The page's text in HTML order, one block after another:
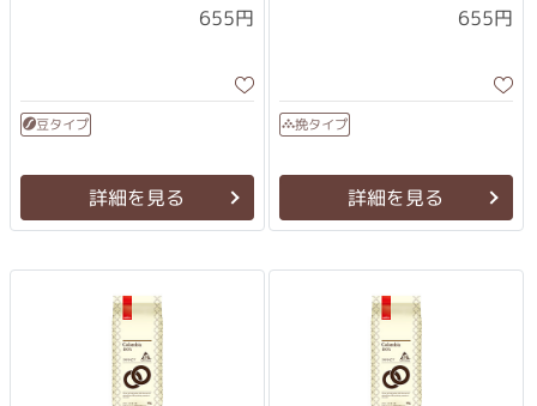
655円
豆タイプ
詳細を見る
655円
挽タイプ
詳細を見る